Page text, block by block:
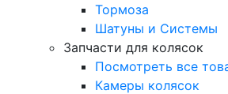
Тормоза
Шатуны и Системы
Запчасти для колясок
Посмотреть все
Камеры колясок